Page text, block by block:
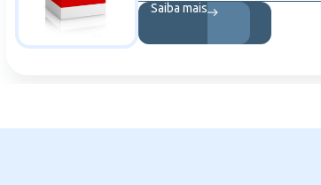
Saiba mais